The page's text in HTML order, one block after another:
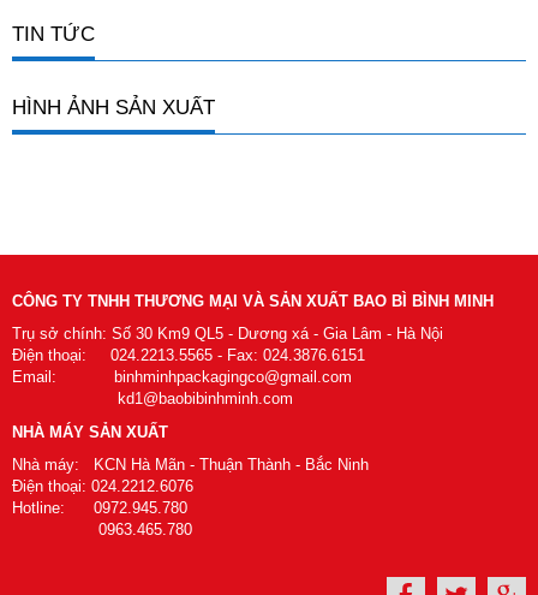
TIN TỨC
HÌNH ẢNH SẢN XUẤT
CÔNG TY TNHH THƯƠNG MẠI VÀ SẢN XUẤT BAO BÌ BÌNH MINH
Trụ sở chính: Số 30 Km9 QL5 - Dương xá - Gia Lâm - Hà Nội
Điện thoại: 024.2213.5565 - Fax: 024.3876.6151
Email: binhminhpackagingco@gmail.com
kd1@baobibinhminh.com
NHÀ MÁY SẢN XUẤT
Nhà máy: KCN Hà Mãn - Thuận Thành - Bắc Ninh
Điện thoại: 024.2212.6076
Hotline: 0972.945.780
0963.465.780